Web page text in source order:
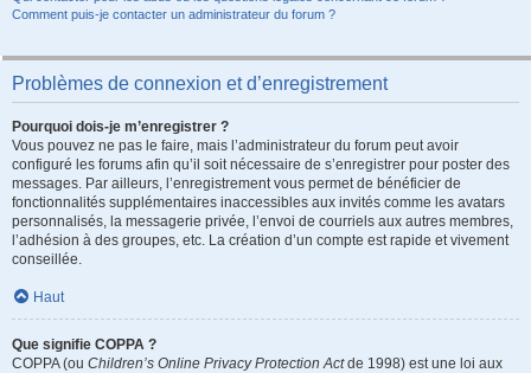
Comment puis-je contacter un administrateur du forum ?
Problèmes de connexion et d’enregistrement
Pourquoi dois-je m’enregistrer ?
Vous pouvez ne pas le faire, mais l’administrateur du forum peut avoir
configuré les forums afin qu’il soit nécessaire de s’enregistrer pour poster des
messages. Par ailleurs, l’enregistrement vous permet de bénéficier de
fonctionnalités supplémentaires inaccessibles aux invités comme les avatars
personnalisés, la messagerie privée, l’envoi de courriels aux autres membres,
l’adhésion à des groupes, etc. La création d’un compte est rapide et vivement
conseillée.
Haut
Que signifie COPPA ?
COPPA (ou Children’s Online Privacy Protection Actde 1998) est une loi aux